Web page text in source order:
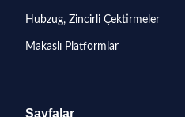
Hubzug, Zincirli Çektirmeler
Makaslı Platformlar
Sayfalar